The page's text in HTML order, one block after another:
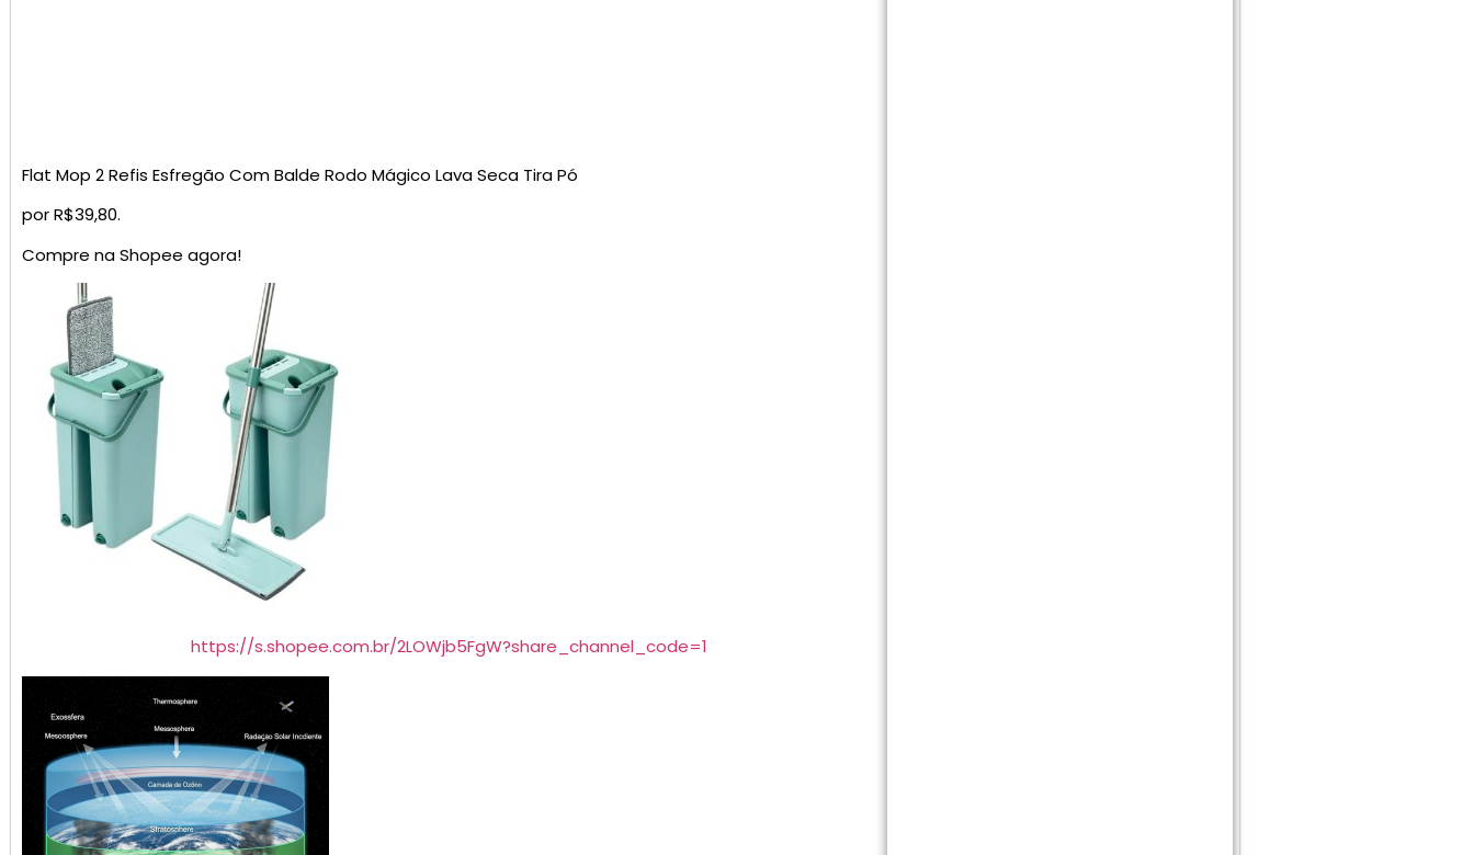
Flat Mop 2 Refis Esfregão Com Balde Rodo Mágico Lava Seca Tira Pó
por R$39,80.
Compre na Shopee agora!
https://s.shopee.com.br/2LOWjb5FgW?share_channel_code=1